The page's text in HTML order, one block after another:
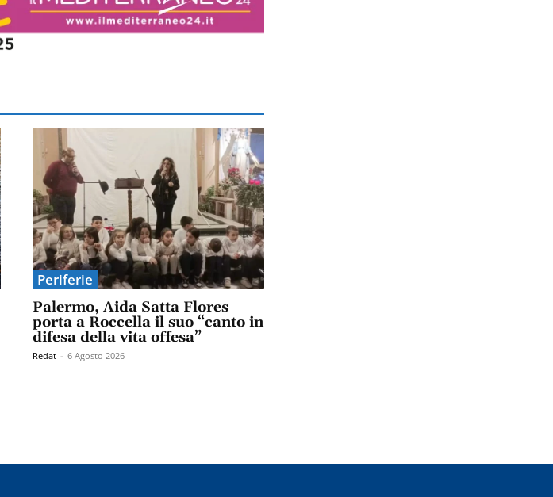
Periferie
Palermo, Aida Satta Flores
porta a Roccella il suo “canto in
difesa della vita offesa”
Redat - 6 Agosto 2026